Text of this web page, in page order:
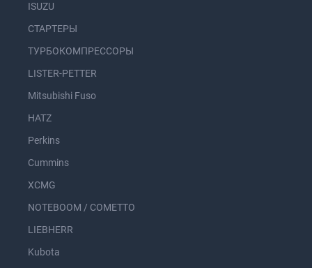
ISUZU
СТАРТЕРЫ
ТУРБОКОМПРЕССОРЫ
LISTER-PETTER
Mitsubishi Fuso
HATZ
Perkins
Cummins
XCMG
NOTEBOOM / COMETTO
LIEBHERR
Kubota